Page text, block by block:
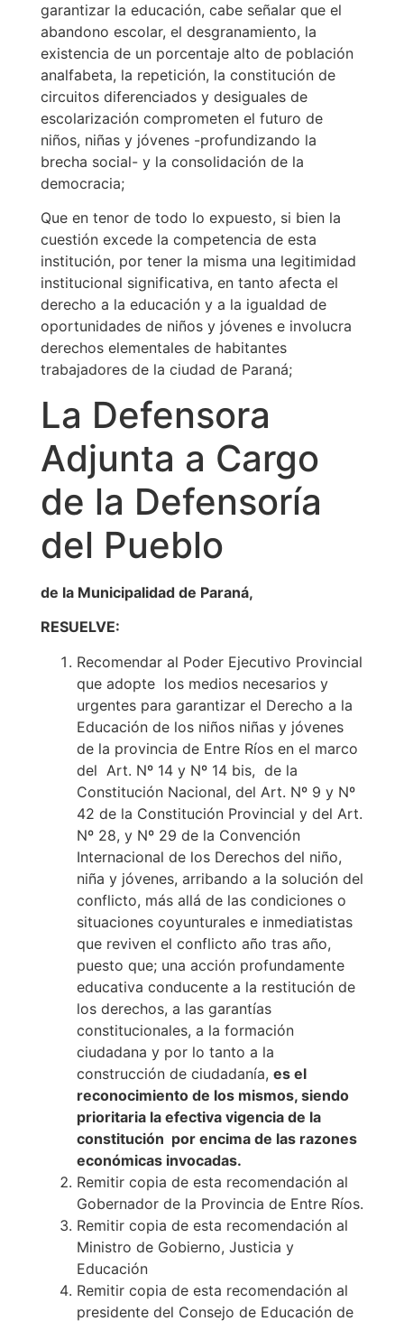
garantizar la educación, cabe señalar que el
abandono escolar, el desgranamiento, la
existencia de un porcentaje alto de población
analfabeta, la repetición, la constitución de
circuitos diferenciados y desiguales de
escolarización comprometen el futuro de
niños, niñas y jóvenes -profundizando la
brecha social- y la consolidación de la
democracia;
Que en tenor de todo lo expuesto, si bien la
cuestión excede la competencia de esta
institución, por tener la misma una legitimidad
institucional significativa, en tanto afecta el
derecho a la educación y a la igualdad de
oportunidades de niños y jóvenes e involucra
derechos elementales de habitantes
trabajadores de la ciudad de Paraná;
La Defensora
Adjunta a Cargo
de la Defensoría
del Pueblo
de la Municipalidad de Paraná,
RESUELVE:
Recomendar al Poder Ejecutivo Provincial
que adopte los medios necesarios y
urgentes para garantizar el Derecho a la
Educación de los niños niñas y jóvenes
de la provincia de Entre Ríos en el marco
del Art. Nº 14 y Nº 14 bis, de la
Constitución Nacional, del Art. Nº 9 y Nº
42 de la Constitución Provincial y del Art.
Nº 28, y Nº 29 de la Convención
Internacional de los Derechos del niño,
niña y jóvenes, arribando a la solución del
conflicto, más allá de las condiciones o
situaciones coyunturales e inmediatistas
que reviven el conflicto año tras año,
puesto que; una acción profundamente
educativa conducente a la restitución de
los derechos, a las garantías
constitucionales, a la formación
ciudadana y por lo tanto a la
construcción de ciudadanía, es el
reconocimiento de los mismos, siendo
prioritaria la efectiva vigencia de la
constitución por encima de las razones
económicas invocadas.
Remitir copia de esta recomendación al
Gobernador de la Provincia de Entre Ríos.
Remitir copia de esta recomendación al
Ministro de Gobierno, Justicia y
Educación
Remitir copia de esta recomendación al
presidente del Consejo de Educación de